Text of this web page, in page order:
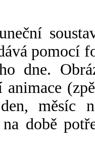
pomocí
dne.
animace
měsíc
době